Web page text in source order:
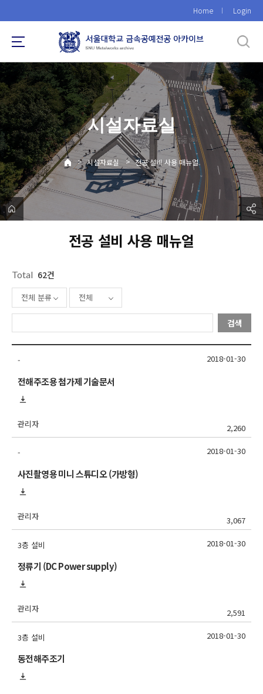
로
메
뉴
Home Login
시설자료실
> 시설자료실 > 전공 설비 사용 매뉴얼
전공 설비 사용 매뉴얼
Total 62건
전체 분류 전체
검색
-
전해주조용 첨가제 기술문서
관리자 2,260
2018-01-30
-
사진촬영용 미니 스튜디오 (가방형)
관리자 3,067
2018-01-30
3층 설비
정류기 (DC Power supply)
관리자 2,591
2018-01-30
3층 설비
동전해주조기
2018-01-30